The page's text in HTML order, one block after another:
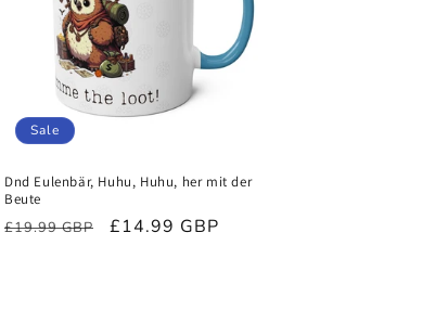
Sale
Dnd Eulenbär, Huhu, Huhu, her mit der
Beute
Normaler
£19.99 GBP Verkaufspreis
£14.99 GBP